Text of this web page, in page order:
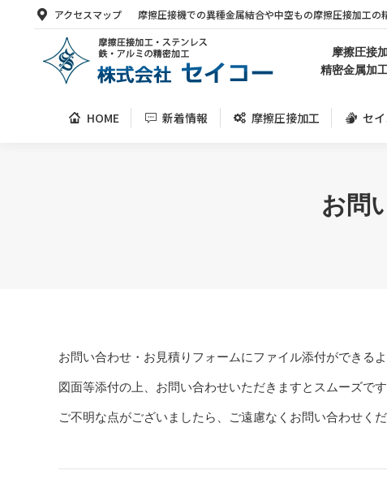
アクセスマップ 摩擦圧接機での異種金属結合や中空もの摩擦圧接加工
摩擦圧接
精密金属加
HOME 新着情報 摩擦圧接加工 セ
お問
お問い合わせ・お見積りフォームにファイル添付ができるよ
図面等添付の上、お問い合わせいただきますとスムーズです
ご不明な点がございましたら、ご遠慮なくお問い合わせくだ
HOME 新着情報 摩擦圧接加工 セ